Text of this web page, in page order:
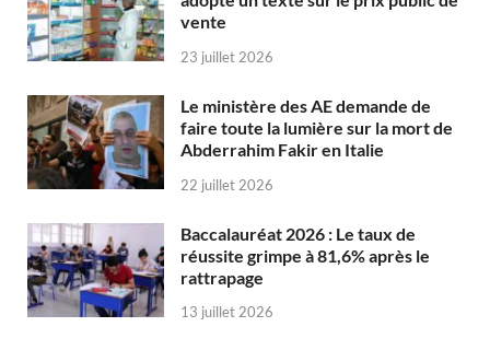
vente
23 juillet 2026
Le ministère des AE demande de
faire toute la lumière sur la mort de
Abderrahim Fakir en Italie
22 juillet 2026
Baccalauréat 2026 : Le taux de
réussite grimpe à 81,6% après le
rattrapage
13 juillet 2026